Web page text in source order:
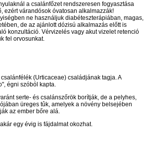
a csalánfőzet rendszeresen fogyasztása
ezért várandósok óvatosan alkalmazzák!
ne használjuk diabéteszterápiában, magas,
de az ajánlott dózisú alkalmazás előtt is
konzultáció. Vérvizelés vagy akut vizelet retenció
fel orvosunkat.
(Urticaceae) családjának tagja. A
égni szóból kapta.
serte- és csalánszőrök borítják, de a pelyhes,
üreges tûk, amelyek a növény belsejében
az ember bőre alá.
egy évig is fájdalmat okozhat.